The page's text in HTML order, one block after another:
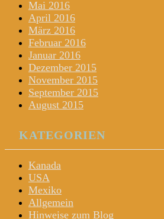
Mai 2016
April 2016
März 2016
Februar 2016
Januar 2016
Dezember 2015
November 2015
September 2015
August 2015
KATEGORIEN
Kanada
USA
Mexiko
Allgemein
Hinweise zum Blog